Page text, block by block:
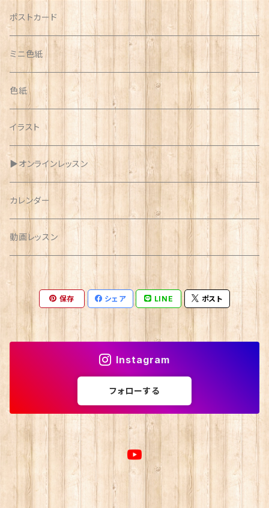
ポストカード
ミニ色紙
色紙
イラスト
▶︎オンラインレッスン
カレンダー
動画レッスン
保存 シェア LINE ポスト
Instagram
フォローする